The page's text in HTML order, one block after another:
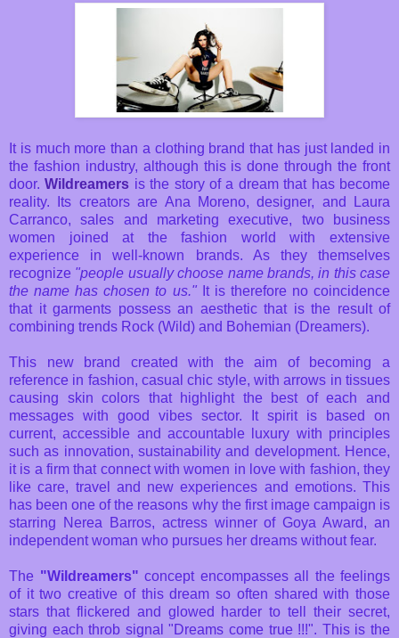
It is much more than a clothing brand that has just landed in
the fashion industry, although this is done through the front
door.Wildreamers is the story of a dream that has become
reality. Its creators are Ana Moreno, designer, and Laura
Carranco, sales and marketing executive, two business
women joined at the fashion world with extensive
experience in well-known brands. As they themselves
recognize "people usually choose name brands, in this case
the name has chosen to us."It is therefore no coincidence
that it garments possess an aesthetic that is the result of
combining trends Rock (Wild) and Bohemian (Dreamers).
This new brand created with the aim of becoming a
reference in fashion, casual chic style, with arrows in tissues
causing skin colors that highlight the best of each and
messages with good vibes sector. It spirit is based on
current, accessible and accountable luxury with principles
such as innovation, sustainability and development. Hence,
it is a firm that connect with women in love with fashion, they
like care, travel and new experiences and emotions. This
has been one of the reasons why the first image campaign is
starring Nerea Barros, actress winner of Goya Award, an
independent woman who pursues her dreams without fear.
The "Wildreamers" concept encompasses all the feelings
of it two creative of this dream so often shared with those
stars that flickered and glowed harder to tell their secret,
giving each throb signal "Dreams come true !!!". This is the